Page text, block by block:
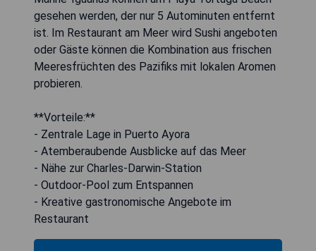
gesehen werden, der nur 5 Autominuten entfernt
ist. Im Restaurant am Meer wird Sushi angeboten
oder Gäste können die Kombination aus frischen
Meeresfrüchten des Pazifiks mit lokalen Aromen
probieren.
**Vorteile:**
- Zentrale Lage in Puerto Ayora
- Atemberaubende Ausblicke auf das Meer
- Nähe zur Charles-Darwin-Station
- Outdoor-Pool zum Entspannen
- Kreative gastronomische Angebote im
Restaurant